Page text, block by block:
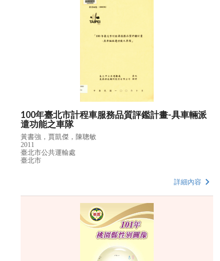
100年臺北市計程車服務品質評鑑計畫-具車輛派
遣功能之車隊
黃書強，賈凱傑，陳聰敏
2011
臺北市公共運輸處
臺北市
詳細內容